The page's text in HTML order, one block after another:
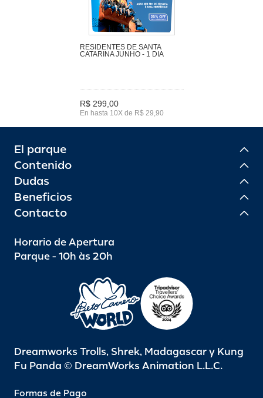
RESIDENTES DE SANTA
CATARINA JUNHO - 1 DIA
R$ 299,00
En hasta 10X de R$ 29,90
El parque
Contenido
Dudas
Beneficios
Contacto
Horario de Apertura
Parque - 10h às 20h
Dreamworks Trolls, Shrek, Madagascar y Kung
Fu Panda © DreamWorks Animation L.L.C.
Formas de Pago